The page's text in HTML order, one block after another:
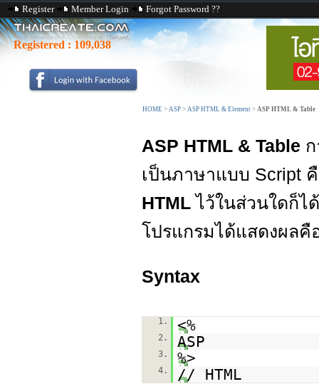
Register Member Login Forgot Password ??
Registered : 109,038
HOME > ASP > ASP HTML & Element > ASP HTML & Table
ASP HTML & Table
เป็นภาษาแบบ Script
HTML ไว้ในส่วนใดก็ไ
โปรแกรมได้แสดงผล
Syntax
1. <%
2. ASP
3. %>
4. // HTML